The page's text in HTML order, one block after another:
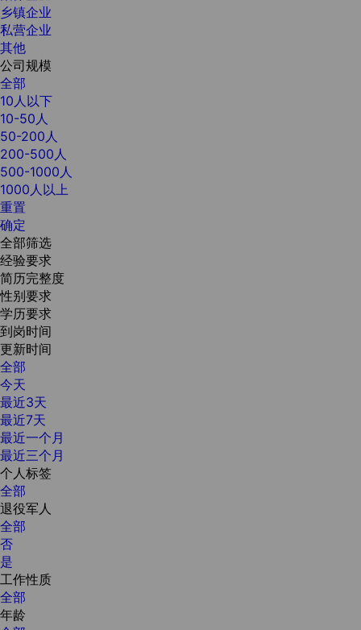
乡镇企业
私营企业
其他
公司规模
全部
10人以下
10-50人
50-200人
200-500人
500-1000人
1000人以上
重置
确定
全部筛选
经验要求
简历完整度
性别要求
学历要求
到岗时间
更新时间
全部
今天
最近3天
最近7天
最近一个月
最近三个月
个人标签
全部
退役军人
全部
否
是
工作性质
全部
年龄